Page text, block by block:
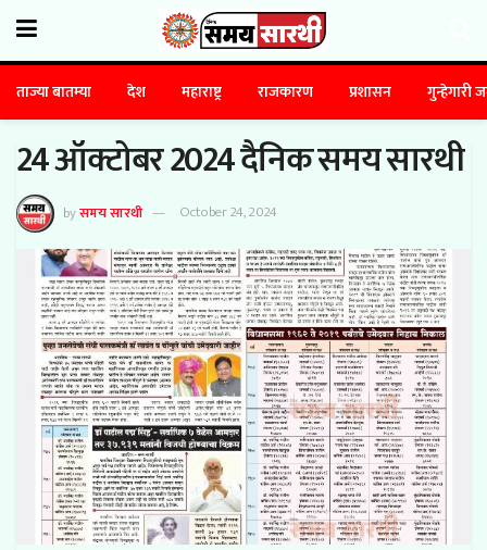
ताज्या बातम्या देश महाराष्ट्र राजकारण प्रशासन गुन्हेगारी
24 ऑक्टोबर 2024 दैनिक समय सारथी
byसमय सारथी October 24, 2024